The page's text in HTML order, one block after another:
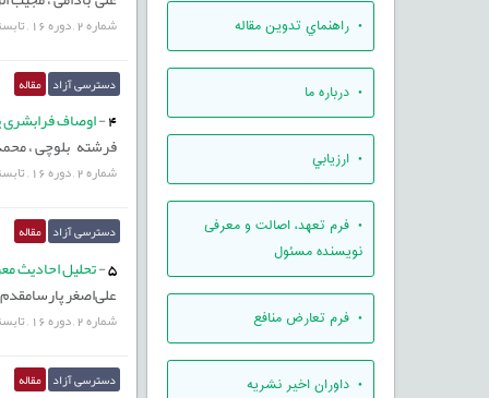
• راهنماي تدوين مقاله
• درباره ما
• ارزيابي
• فرم تعهد، اصالت و معرفی
نویسنده مسئول
• فرم تعارض منافع
• داوران اخیر نشریه
شماره2
,دوره16
,
دسترسی آزاد مقاله
4
-اوصاف فرابشری
فرشته بلوچی ،
شماره2
,دوره16
,
دسترسی آزاد مقاله
5
-تحلیل احادیث
علی‌اصغر پارسامقدم
شماره2
,دوره16
,
دسترسی آزاد مقاله